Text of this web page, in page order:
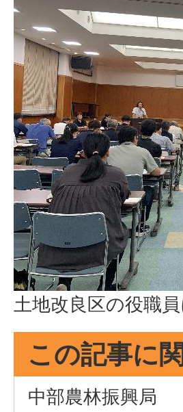
土地改良区の役職
この記事に
中部農林振興局